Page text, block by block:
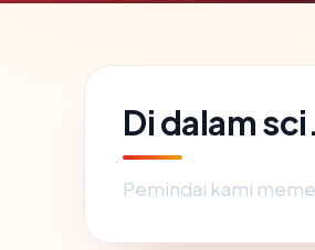
Di dalam
Pemindai kami